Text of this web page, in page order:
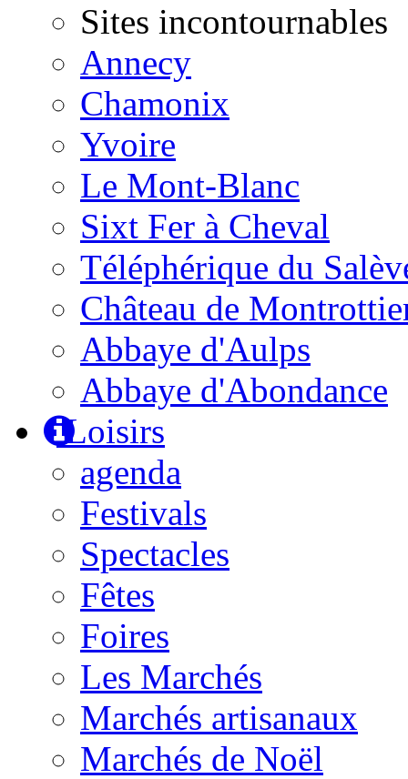
Sites incontournables
Annecy
Chamonix
Yvoire
Le Mont-Blanc
Sixt Fer à Cheval
Téléphérique du
Château de
Abbaye d'Aulps
Abbaye d'Abondance
Loisirs
agenda
Festivals
Spectacles
Fêtes
Foires
Les Marchés
Marchés artisanaux
Marchés de Noël